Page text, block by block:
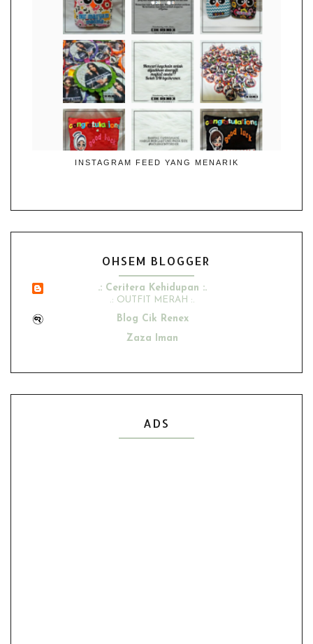
INSTAGRAM FEED YANG MENARIK
OHSEM BLOGGER
.: Ceritera Kehidupan :.
.: OUTFIT MERAH :.
Blog Cik Renex
Zaza Iman
Show All
ADS